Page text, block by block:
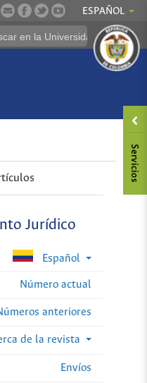
ESPAÑOL
Jurídico
Español
Número actual
anteriores
de la revista
Envíos